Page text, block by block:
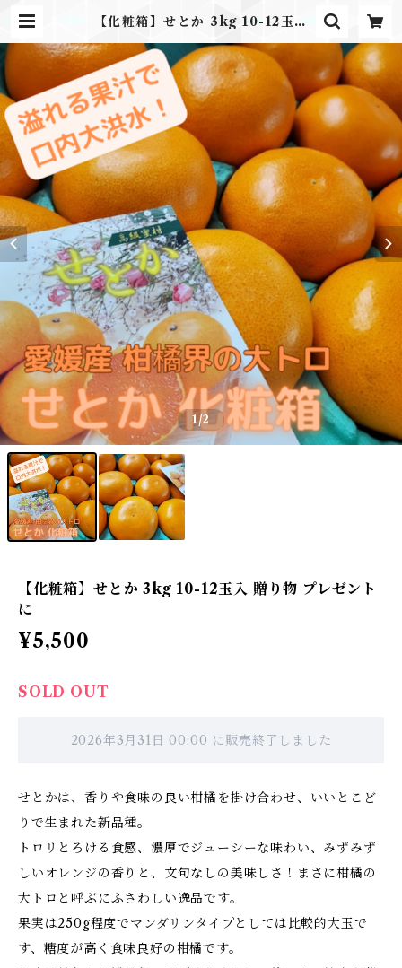
【化粧箱】せとか 3kg 10-12玉入
ほり
1/2
【化粧箱】せとか 3kg 10-12玉入 贈り物 プレゼント
に
¥5,500
SOLD OUT
2026年3月31日 00:00 に販売終了しました
せとかは、香りや食味の良い柑橘を掛け合わせ、いいとこど
りで生まれた新品種。
トロリとろける食感、濃厚でジューシーな味わい、みずみず
しいオレンジの香りと、文句なしの美味しさ！まさに柑橘の
大トロと呼ぶにふさわしい逸品です。
果実は250g程度でマンダリンタイプとしては比較的大玉で
す、糖度が高く食味良好の柑橘です。